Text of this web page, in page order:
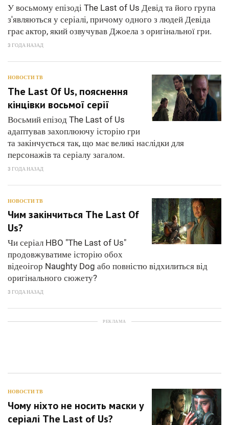
У восьмому епізоді The Last of Us Девід та його група
з'являються у серіалі, причому одного з людей Девіда
грає актор, який озвучував Джоела з оригінальної гри.
3 ГОДА НАЗАД
НОВОСТИ ТВ
The Last Of Us, пояснення
кінцівки восьмої серії
Восьмий епізод The Last of Us
адаптував захоплюючу історію гри
та закінчується так, що має великі наслідки для
персонажів та серіалу загалом.
3 ГОДА НАЗАД
НОВОСТИ ТВ
Чим закінчиться The Last Of
Us?
Чи серіал HBO "The Last of Us"
продовжуватиме історію обох
відеоігор Naughty Dog або повністю відхилиться від
оригінального сюжету?
3 ГОДА НАЗАД
РЕКЛАМА
НОВОСТИ ТВ
Чому ніхто не носить маски у
серіалі The Last of Us?